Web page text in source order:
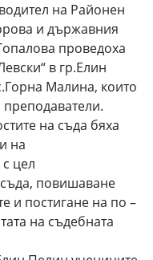
на Районен
и държавния
проведоха
в гр.Елин
Малина, които
преподаватели.
на съда бяха
на
цел
повишаване
и постигане на по –
на съдебната